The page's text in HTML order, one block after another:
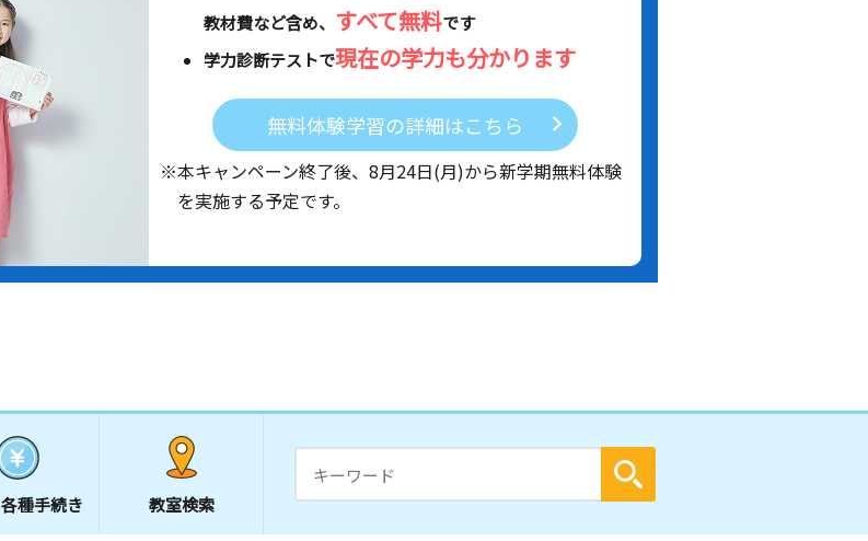
教材費など含め、 すべて無料です
学力診断テストで現在の学力も分かります
無料体験学習の詳細はこちら
※本キャンペーン終了後、 8月24日(月)から新学期無料体験
を実施する予定です。
各種手続き 教室検索